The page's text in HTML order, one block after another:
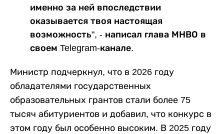
именно за ней впоследствии
оказывается твоя настоящая
возможность", - написал глава МНВО в
своем Telegram-канале.
Министр подчеркнул, что в 2026 году
обладателями государственных
образовательных грантов стали более 75
тысяч абитуриентов и добавил, что конкурс в
этом году был особенно высоким. В 2025 году